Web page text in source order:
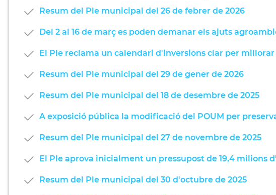
Resum del Ple municipal del 26 de febrer de 2026
Del 2 al 16 de març es poden demanar els ajuts
El Ple reclama un calendari d'inversions clar per millorar
Resum del Ple municipal del 29 de gener de 2026
Resum del Ple municipal del 18 de desembre de 2025
A exposició pública la modificació del POUM per
Resum del Ple municipal del 27 de novembre de 2025
El Ple aprova inicialment un pressupost de 19,4 milions
Resum del Ple municipal del 30 d'octubre de 2025